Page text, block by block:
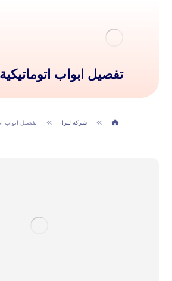
تفصيل ابواب
شركة ليزا تفصيل ابواب